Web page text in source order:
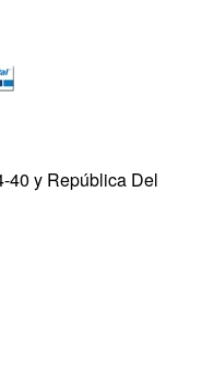
40 y República Del